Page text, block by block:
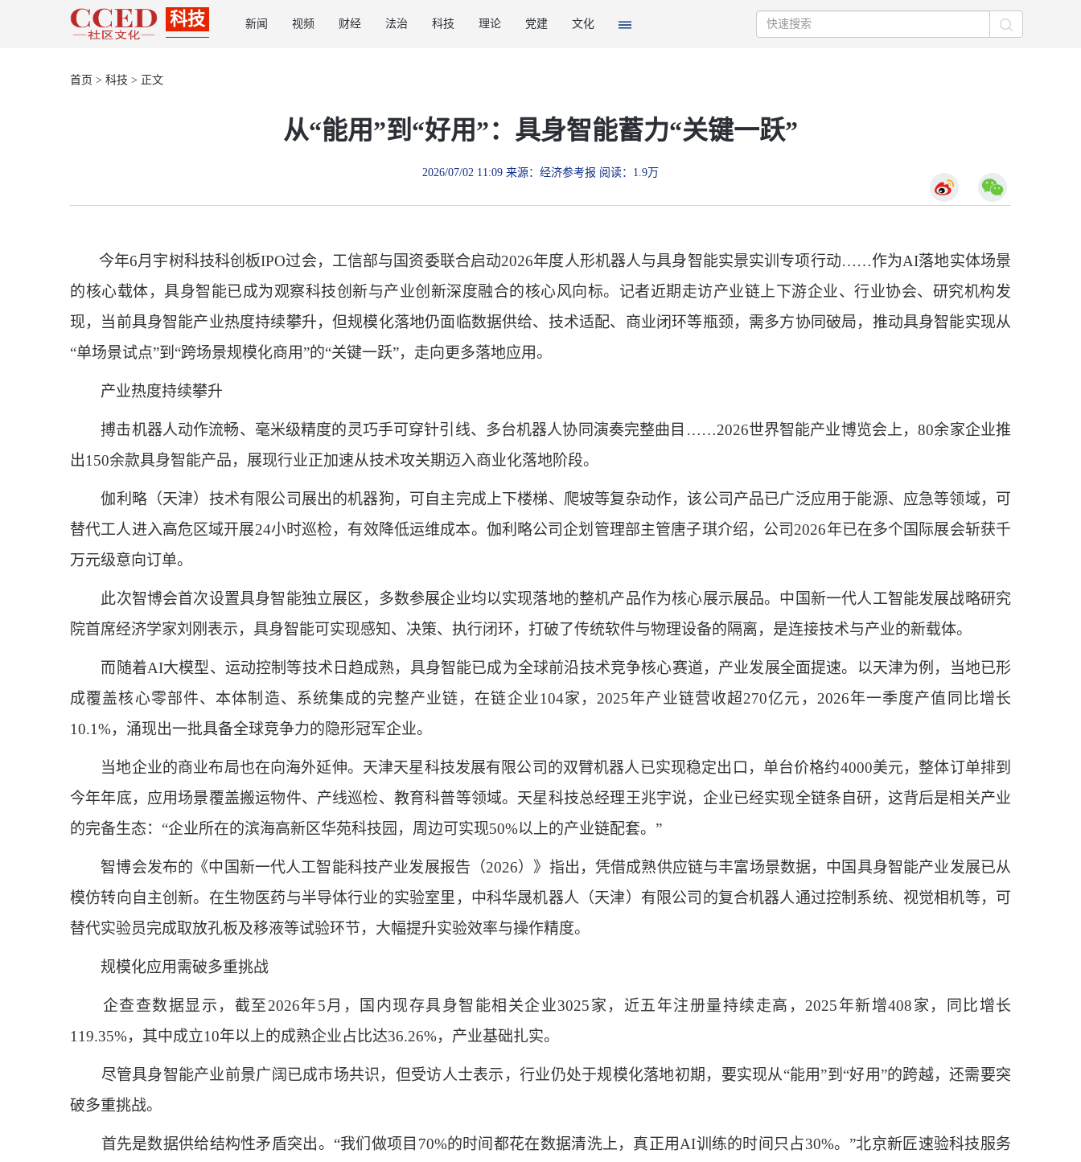
科技 新闻 视频 财经 法治 科技 理论 党建 文化
首页 > 科技 > 正文
从“能用”到“好用”：具身智能蓄力“关键一跃”
2026/07/02 11:09 来源：经济参考报 阅读：1.9万
今年6月宇树科技科创板IPO过会，工信部与国资委联合启动2026年度人形机器人与具身智能实景实训专项行动……作为AI落地实体场景
的核心载体，具身智能已成为观察科技创新与产业创新深度融合的核心风向标。记者近期走访产业链上下游企业、行业协会、研究机构发
现，当前具身智能产业热度持续攀升，但规模化落地仍面临数据供给、技术适配、商业闭环等瓶颈，需多方协同破局，推动具身智能实现从
“单场景试点”到“跨场景规模化商用”的“关键一跃”，走向更多落地应用。
产业热度持续攀升
搏击机器人动作流畅、毫米级精度的灵巧手可穿针引线、多台机器人协同演奏完整曲目……2026世界智能产业博览会上，80余家企业推
出150余款具身智能产品，展现行业正加速从技术攻关期迈入商业化落地阶段。
伽利略（天津）技术有限公司展出的机器狗，可自主完成上下楼梯、爬坡等复杂动作，该公司产品已广泛应用于能源、应急等领域，可
替代工人进入高危区域开展24小时巡检，有效降低运维成本。伽利略公司企划管理部主管唐子琪介绍，公司2026年已在多个国际展会斩获千
万元级意向订单。
此次智博会首次设置具身智能独立展区，多数参展企业均以实现落地的整机产品作为核心展示展品。中国新一代人工智能发展战略研究
院首席经济学家刘刚表示，具身智能可实现感知、决策、执行闭环，打破了传统软件与物理设备的隔离，是连接技术与产业的新载体。
而随着AI大模型、运动控制等技术日趋成熟，具身智能已成为全球前沿技术竞争核心赛道，产业发展全面提速。以天津为例，当地已形
成覆盖核心零部件、本体制造、系统集成的完整产业链，在链企业104家，2025年产业链营收超270亿元，2026年一季度产值同比增长
10.1%，涌现出一批具备全球竞争力的隐形冠军企业。
当地企业的商业布局也在向海外延伸。天津天星科技发展有限公司的双臂机器人已实现稳定出口，单台价格约4000美元，整体订单排到
今年年底，应用场景覆盖搬运物件、产线巡检、教育科普等领域。天星科技总经理王兆宇说，企业已经实现全链条自研，这背后是相关产业
的完备生态：“企业所在的滨海高新区华苑科技园，周边可实现50%以上的产业链配套。”
智博会发布的《中国新一代人工智能科技产业发展报告（2026）》指出，凭借成熟供应链与丰富场景数据，中国具身智能产业发展已从
模仿转向自主创新。在生物医药与半导体行业的实验室里，中科华晟机器人（天津）有限公司的复合机器人通过控制系统、视觉相机等，可
替代实验员完成取放孔板及移液等试验环节，大幅提升实验效率与操作精度。
规模化应用需破多重挑战
企查查数据显示，截至2026年5月，国内现存具身智能相关企业3025家，近五年注册量持续走高，2025年新增408家，同比增长
119.35%，其中成立10年以上的成熟企业占比达36.26%，产业基础扎实。
尽管具身智能产业前景广阔已成市场共识，但受访人士表示，行业仍处于规模化落地初期，要实现从“能用”到“好用”的跨越，还需要突
破多重挑战。
首先是数据供给结构性矛盾突出。“我们做项目70%的时间都花在数据清洗上，真正用AI训练的时间只占30%。”北京新匠速验科技服务